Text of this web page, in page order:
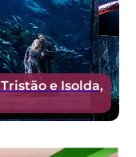
e Isolda,